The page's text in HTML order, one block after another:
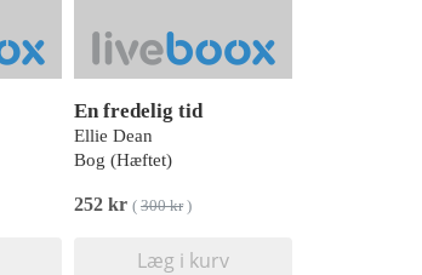
En fredelig tid
Ellie Dean
Bog (Hæftet)
252 kr ( 300 kr)
Læg i kurv